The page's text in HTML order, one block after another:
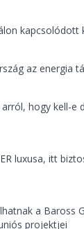
kapcsolódott
az energia
hogy kell-e
luxusa, itt
a Baross
projektjei